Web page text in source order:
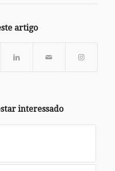
artigo
interessado